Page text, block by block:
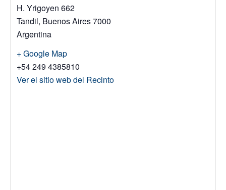
H. Yrigoyen 662
Tandil, Buenos Aires7000
Argentina
+ Google Map
+54 249 4385810
Ver el sitio web del Recinto